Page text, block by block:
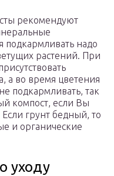
рекомендуют
подкармливать надо
растений. При
а во время цветения
подкармливать, так
компост, если Вы
грунт бедный, то
и органические
уходу